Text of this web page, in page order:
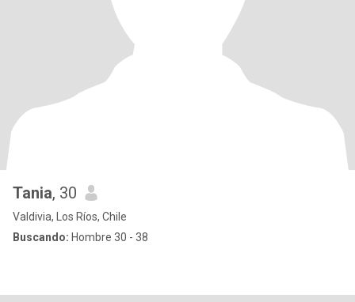
Tania, 30
Valdivia, Los Ríos, Chile
Buscando: Hombre 30 - 38